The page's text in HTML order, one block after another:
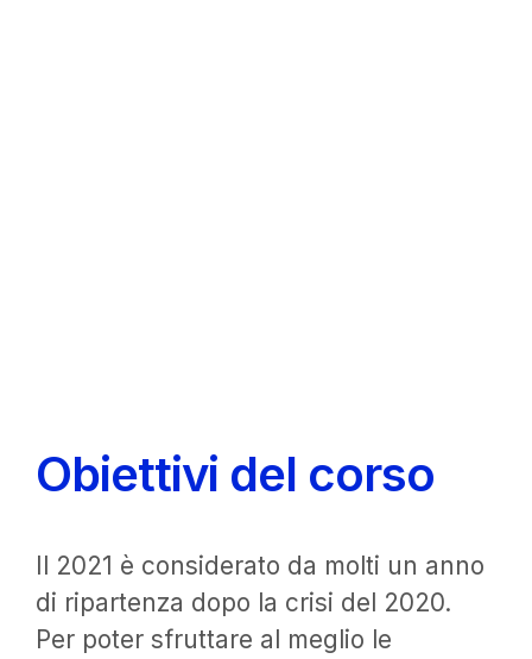
Obiettivi del corso
Il 2021 è considerato da molti un anno
di ripartenza dopo la crisi del 2020.
Per poter sfruttare al meglio le